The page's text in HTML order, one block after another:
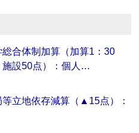
総合体制加算（加算1：30
施設50点）：個人…
等立地依存減算（▲15点）：